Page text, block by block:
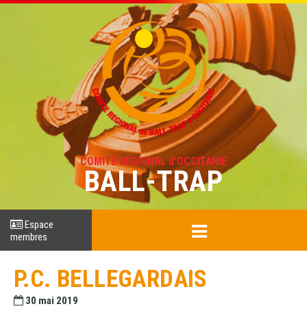
COMITÉ RÉGIONAL d'OCCITANIE
BALL-TRAP
Espace
membres
P.C. BELLEGARDAIS
30 mai 2019